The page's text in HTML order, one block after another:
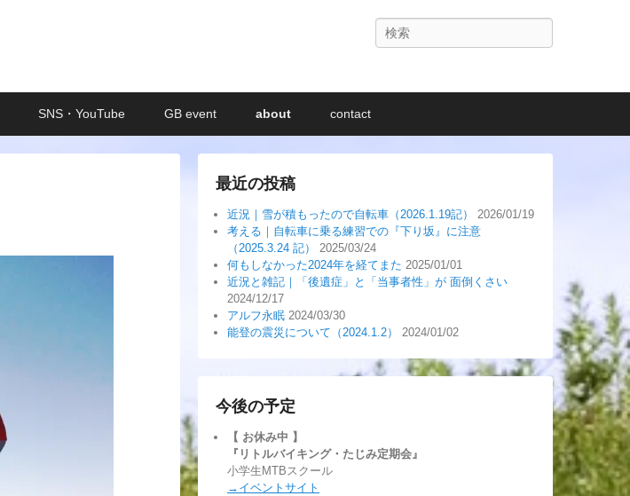
索
SNS・YouTube GB event about contact
最近の投稿
近況｜雪が積もったので自転車（2026.1.19記）
2026/01/19
考える｜自転車に乗る練習での『下り坂』に注意
（2025.3.24 記）
2025/03/24
何もしなかった2024年を経てまた 2025/01/01
近況と雑記｜「後遺症」と「当事者性」が 面倒くさい
2024/12/17
アルフ永眠 2024/03/30
能登の震災について（2024.1.2）
2024/01/02
今後の予定
【 お休み中 】
『リトルバイキング・たじみ定期会』
小学生MTBスクール
→イベントサイト